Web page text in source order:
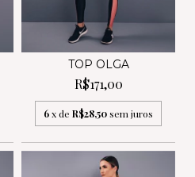
TOP OLGA
R$171,00
6x de R$28,50sem juros